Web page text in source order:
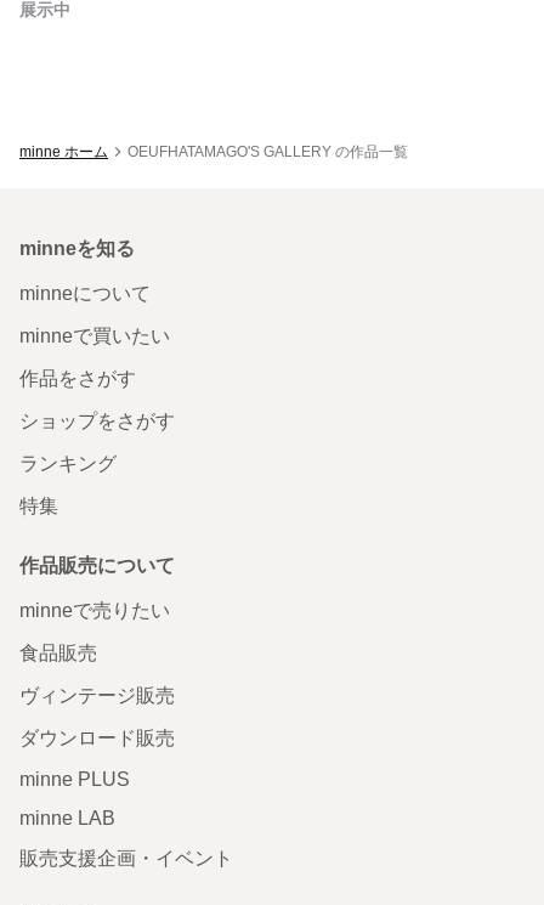
展示中
minne ホーム OEUFHATAMAGO'S GALLERY の作品一覧
minneを知る
minneについて
minneで買いたい
作品をさがす
ショップをさがす
ランキング
特集
作品販売について
minneで売りたい
食品販売
ヴィンテージ販売
ダウンロード販売
minne PLUS
minne LAB
販売支援企画・イベント